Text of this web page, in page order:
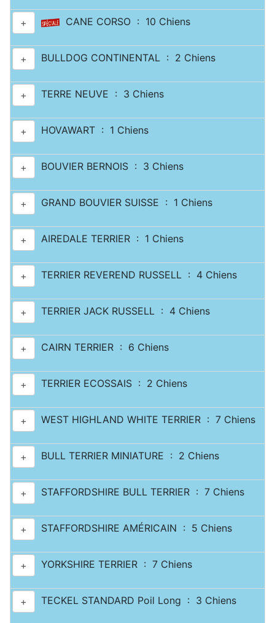
+ CANE CORSO : 10 Chiens
+ BULLDOG CONTINENTAL : 2 Chiens
+ TERRE NEUVE : 3 Chiens
+ HOVAWART : 1 Chiens
+ BOUVIER BERNOIS : 3 Chiens
+ GRAND BOUVIER SUISSE : 1 Chiens
+ AIREDALE TERRIER : 1 Chiens
+ TERRIER REVEREND RUSSELL : 4 Chiens
+ TERRIER JACK RUSSELL : 4 Chiens
+ CAIRN TERRIER : 6 Chiens
+ TERRIER ECOSSAIS : 2 Chiens
+ WEST HIGHLAND WHITE TERRIER : 7 Chiens
+ BULL TERRIER MINIATURE : 2 Chiens
+ STAFFORDSHIRE BULL TERRIER : 7 Chiens
+ STAFFORDSHIRE AMÉRICAIN : 5 Chiens
+ YORKSHIRE TERRIER : 7 Chiens
+ TECKEL STANDARD Poil Long : 3 Chiens